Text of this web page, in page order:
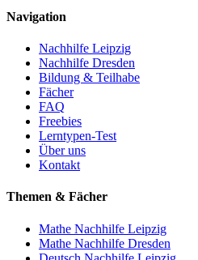
Navigation
Nachhilfe Leipzig
Nachhilfe Dresden
Bildung & Teilhabe
Fächer
FAQ
Freebies
Lerntypen-Test
Über uns
Kontakt
Themen & Fächer
Mathe Nachhilfe Leipzig
Mathe Nachhilfe Dresden